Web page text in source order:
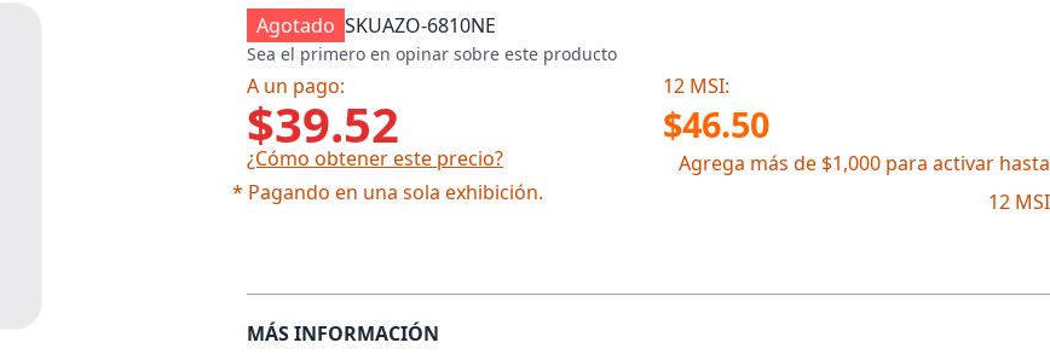
Agotado SKUAZO-6810NE
Sea el primero en opinar sobre este producto
A un pago: 12 MSI:
$39.52 $46.50
¿Cómo obtener este precio?
* Pagando en una sola exhibición.
Agrega más de $1,000 para activar hasta
12 MSI
MÁS INFORMACIÓN